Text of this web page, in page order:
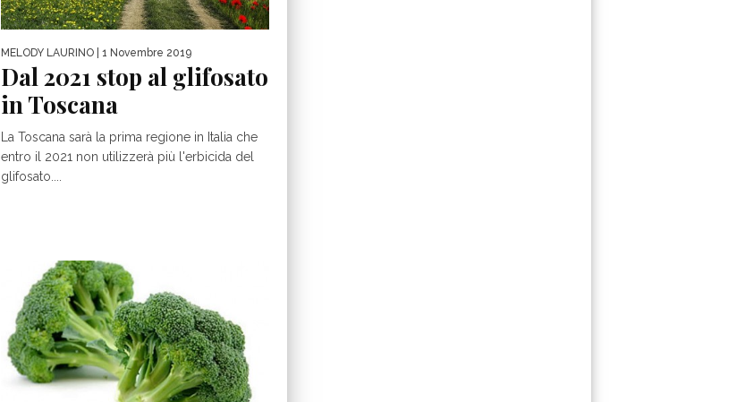
MELODY LAURINO | 1 Novembre 2019
Dal 2021 stop al glifosato
in Toscana
La Toscana sarà la prima regione in Italia che
entro il 2021 non utilizzerà più l'erbicida del
glifosato....